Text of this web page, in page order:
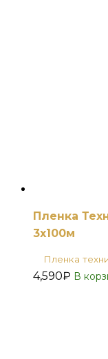
Пленка
3х100м
Пленка
4,590₽ В